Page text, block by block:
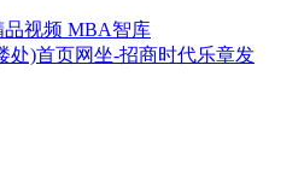
品视频 MBA智库
处)首页网坐-招商时代乐章发